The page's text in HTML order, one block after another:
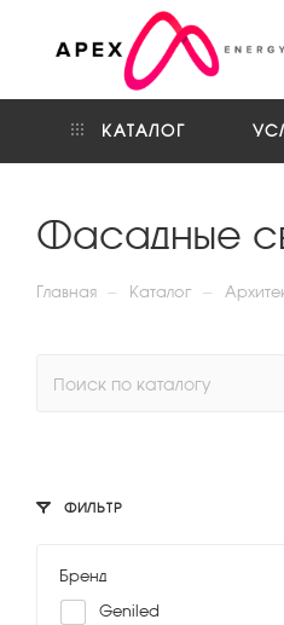
КАТАЛОГ
Фасадные
Главная — Каталог —
ФИЛЬТР
Бренд
Geniled